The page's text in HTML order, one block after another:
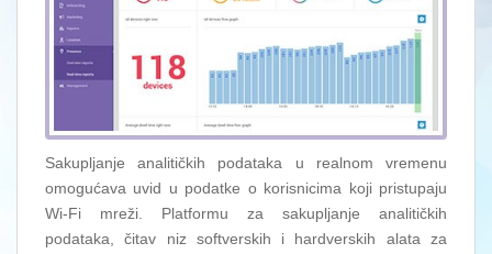
Sakupljanje analitičkih podataka u realnom vremenu
omogućava uvid u podatke o korisnicima koji pristupaju
Wi-Fi mreži. Platformu za sakupljanje analitičkih
podataka, čitav niz softverskih i hardverskih alata za